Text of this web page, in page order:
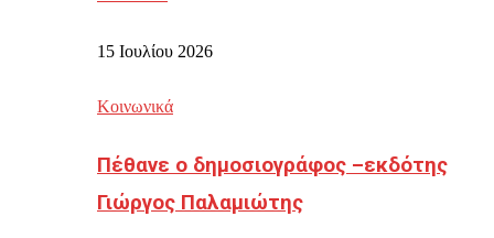
15 Ιουλίου 2026
Κοινωνικά
Πέθανε ο δημοσιογράφος –εκδότης
Γιώργος Παλαμιώτης